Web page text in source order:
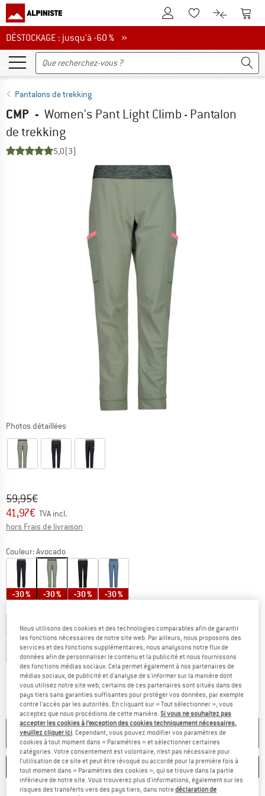
Vers le compte client
Vers la liste
Vers le
DÉSTOCKAGE : jusqu'à -60 %
DÉSTOCKAGE : jusqu'à -60 % »
Pantalons de trekking
CMP - Women's Pant Light Climb - Pantalon
de trekking
5,0(3)
Photos détaillées
Prix initial :
59,95€
Prix:
41,97€ TVA incl.
hors Frais de livraison
Couleur:Avocado
-30 % -30 % -30 % -30 %
EU34 EU36 EU38 EU40 EU42
EU44 EU46 EU48
Guide des tailles
Délai de livraison: 3-5 jours ouvrablesLe lien s'ouvre dans une boîte
Quantité:
AJOUTER AU PANIER
ENREGISTRER COMPARER
Nous utilisons des cookies et des technologies comparables afin de garantir
les fonctions nécessaires de notre site web. Par ailleurs, nous proposons des
services et des fonctions supplémentaires, nous analysons notre flux de
données afin de personnaliser le contenu et la publicité et nous fournissons
des fonctions médias sociaux. Cela permet également à nos partenaires de
médias sociaux, de publicité et d'analyse de s'informer sur la manière dont
vous utilisez notre site web; certains de ces partenaires sont situés dans des
pays tiers sans garanties suffisantes pour protéger vos données, par exemple
contre l'accès par les autorités. En cliquant sur « Tout sélectionner », vous
acceptez que nous procédions de cette manière.Si vous ne souhaitez pas
accepter les cookies à l’exception des cookies techniquement nécessaires,
veuillez cliquer ici. Cependant, vous pouvez modifier vos paramètres de
cookies à tout moment dans « Paramètres » et sélectionner certaines
catégories. Votre consentement est volontaire, n’est pas nécessaire pour
l’utilisation de ce site et peut être révoqué ou accordé pour la première fois à
tout moment dans « Paramètres des cookies », qui se trouve dans la partie
inférieure de notre site. Vous trouverez plus d'informations, également sur les
risques des transferts vers des pays tiers, dans notredéclaration de